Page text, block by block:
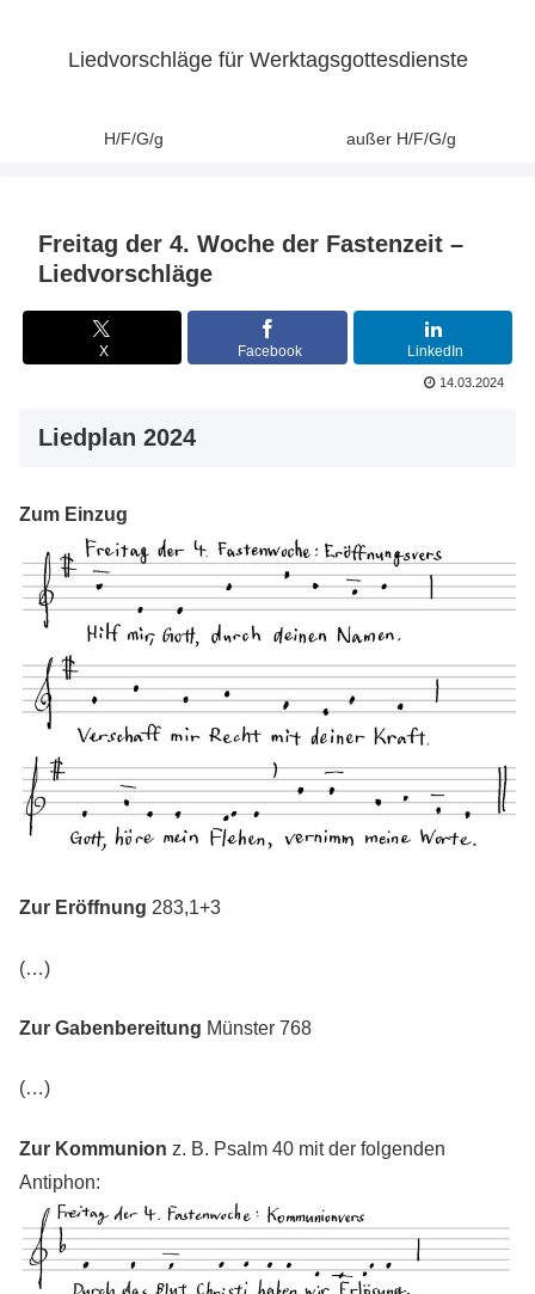
Liedvorschläge für Werktagsgottesdienste
H/F/G/g außer H/F/G/g
Freitag der 4. Woche der Fastenzeit –
Liedvorschläge
X Facebook LinkedIn
14.03.2024
Liedplan 2024
Zum Einzug
Zur Eröffnung 283,1+3
(…)
Zur Gabenbereitung Münster 768
(…)
Zur Kommunion z. B. Psalm 40 mit der folgenden
Antiphon: